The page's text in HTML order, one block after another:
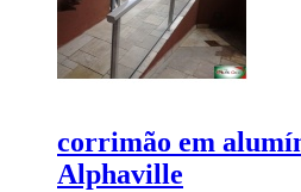
corrimão em
Alphaville